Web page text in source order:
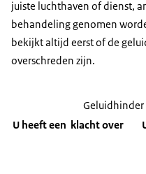
juiste luchthaven of dienst,
behandeling genomen
bekijkt altijd eerst of de
overschreden zijn.
U heeft een klacht over